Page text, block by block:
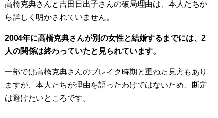
高橋克典さんと吉田日出子さんの破局理由は、本人たちか
ら詳しく明かされていません。
2004年に高橋克典さんが別の女性と結婚するまでには、2
人の関係は終わっていたと見られています。
一部では高橋克典さんのブレイク時期と重ねた見方もあり
ますが、本人たちが理由を語ったわけではないため、断定
は避けたいところです。